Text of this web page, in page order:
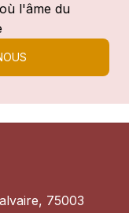
l'âme du
75003